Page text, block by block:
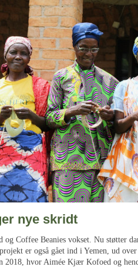
nye skridt
Coffee Beanies vokset. Nu støtter
er også gået ind i Yemen, ud
2018, hvor Aimée Kjær Kofoed og